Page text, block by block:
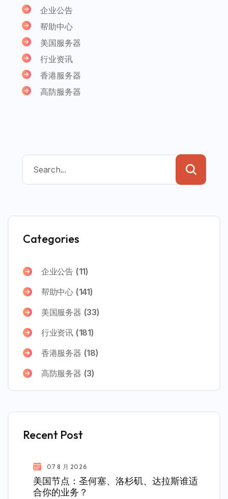
企业公告
帮助中心
美国服务器
行业资讯
香港服务器
高防服务器
Categories
企业公告 (11)
帮助中心 (141)
美国服务器 (33)
行业资讯 (181)
香港服务器 (18)
高防服务器 (3)
Recent Post
07 8 月 2026
美国节点：圣何塞、洛杉矶、达拉斯谁适
合你的业务？